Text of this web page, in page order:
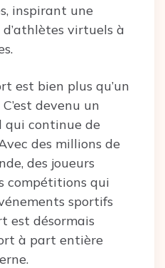
inspirant une
virtuels à
est bien plus qu’un
devenu un
qui continue de
des millions de
des joueurs
compétitions qui
sportifs
est désormais
à part entière